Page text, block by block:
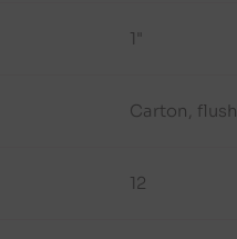
1"
Carton, flush
12